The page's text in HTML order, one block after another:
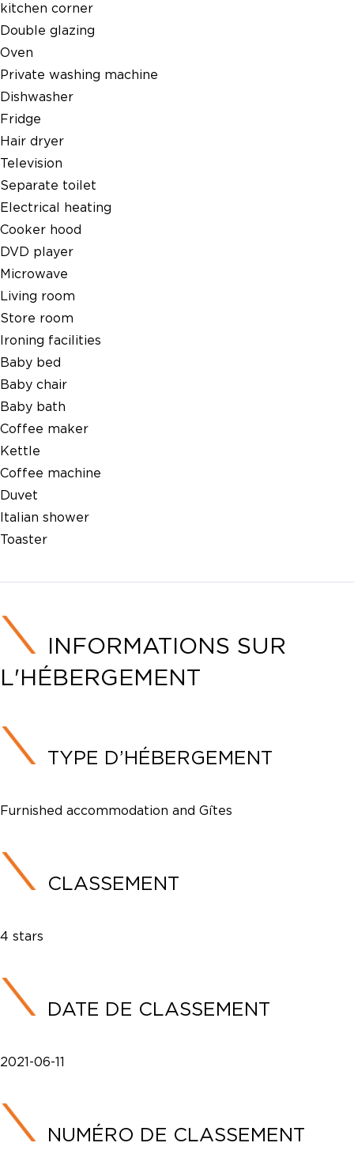
kitchen corner
Double glazing
Oven
Private washing machine
Dishwasher
Fridge
Hair dryer
Television
Separate toilet
Electrical heating
Cooker hood
DVD player
Microwave
Living room
Store room
Ironing facilities
Baby bed
Baby chair
Baby bath
Coffee maker
Kettle
Coffee machine
Duvet
Italian shower
Toaster
INFORMATIONS SUR
L'HÉBERGEMENT
TYPE D’HÉBERGEMENT
Furnished accommodation and Gîtes
CLASSEMENT
4 stars
DATE DE CLASSEMENT
2021-06-11
NUMÉRO DE CLASSEMENT